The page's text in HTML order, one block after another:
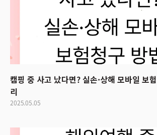
캠핑 중 사고 났다면? 실손·상해 모바일 보
리
2025.05.05